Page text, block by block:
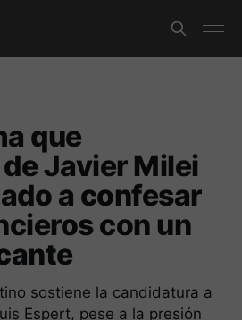
que
Javier Milei
a confesar
con un
sostiene la candidatura a
Espert, pese a la presión